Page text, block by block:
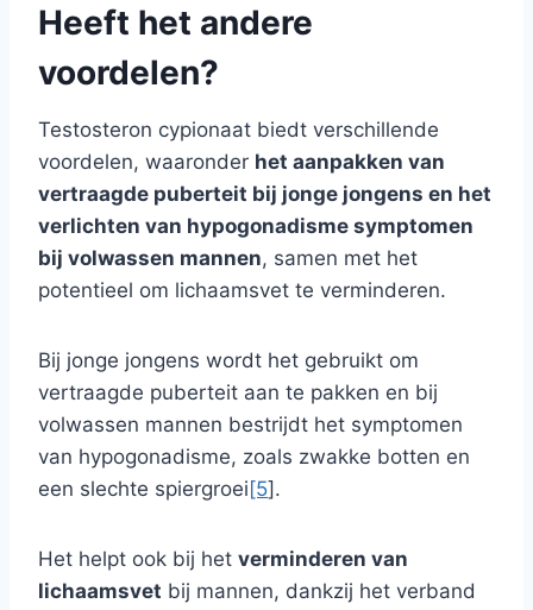
Heeft het andere
voordelen?
Testosteron cypionaat biedt verschillende
voordelen, waaronder het aanpakken van
vertraagde puberteit bij jonge jongens en het
verlichten van hypogonadisme symptomen
bij volwassen mannen, samen met het
potentieel om lichaamsvet te verminderen.
Bij jonge jongens wordt het gebruikt om
vertraagde puberteit aan te pakken en bij
volwassen mannen bestrijdt het symptomen
van hypogonadisme, zoals zwakke botten en
een slechte spiergroei[5].
Het helpt ook bij het verminderen van
lichaamsvet bij mannen, dankzij het verband